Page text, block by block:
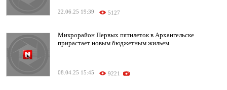
22.06.25 19:39 5127
Микрорайон Первых пятилеток в Архангельске
прирастает новым бюджетным жильем
08.04.25 15:45 9221